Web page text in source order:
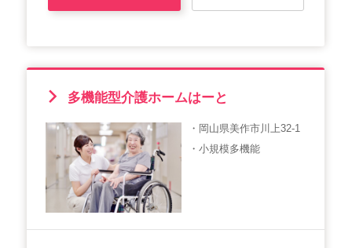
多機能型介護ホームはーと
・岡山県美作市川上32-1
・小規模多機能